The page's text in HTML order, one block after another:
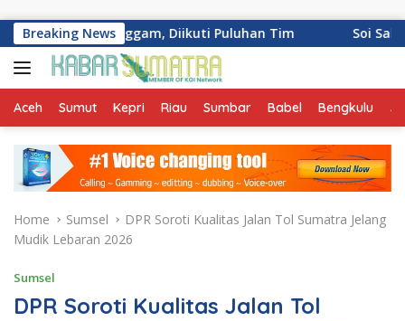
Breaking News
Palinggam, Diikuti Puluhan Tim Soi Sabai Urban
Aceh Sumut Kepri Riau Sumbar Babel Bengkulu
Home Sumsel
DPR Soroti Kualitas Jalan Tol Sumatra Jelang
Mudik Lebaran 2026
Sumsel
DPR Soroti Kualitas Jalan Tol